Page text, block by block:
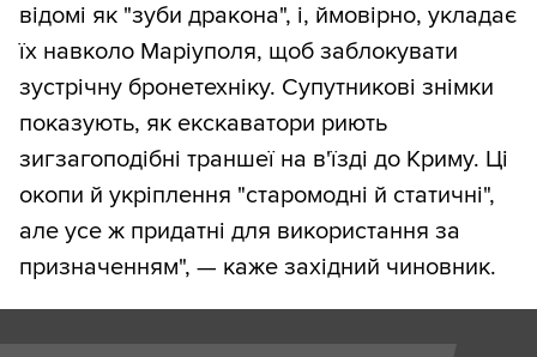
відомі як "зуби дракона", і, ймовірно, укладає
їх навколо Маріуполя, щоб заблокувати
зустрічну бронетехніку. Супутникові знімки
показують, як екскаватори риють
зигзагоподібні траншеї на в'їзді до Криму. Ці
окопи й укріплення "старомодні й статичні",
але усе ж придатні для використання за
призначенням", — каже західний чиновник.